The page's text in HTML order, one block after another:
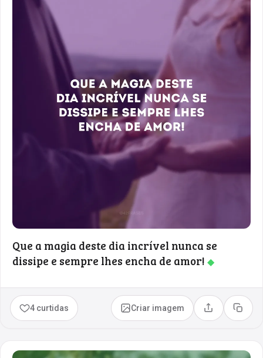
Que a magia deste dia incrível nunca se
dissipe e sempre lhes encha de amor! ◆
4 curtidas Criar imagem Compartilhar
Copiar